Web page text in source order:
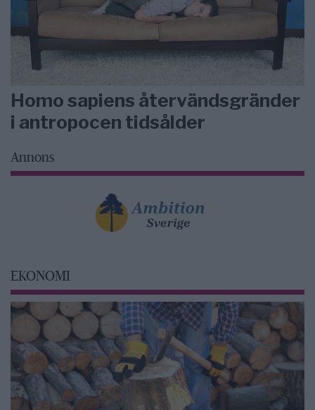
Homo sapiens återvändsgränder
i antropocen tidsålder
Annons
EKONOMI